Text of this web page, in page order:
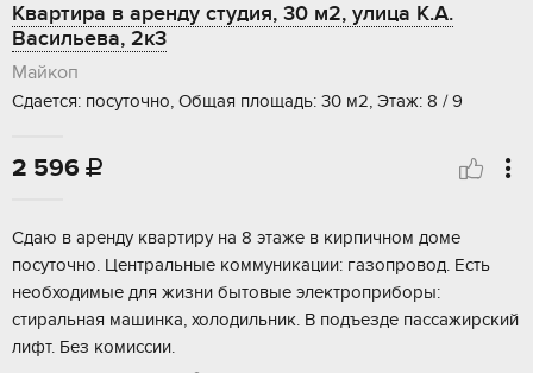
Квартира в аренду студия, 30 м2, улица К.А.
Васильева, 2к3
Майкоп
Сдается: посуточно, Общая площадь: 30 м2, Этаж: 8 / 9
2 596 
Сдаю в аренду квартиру на 8 этаже в кирпичном доме
посуточно. Центральные коммуникации: газопровод. Есть
необходимые для жизни бытовые электроприборы:
стиральная машинка, холодильник. В подъезде пассажирский
лифт. Без комиссии.